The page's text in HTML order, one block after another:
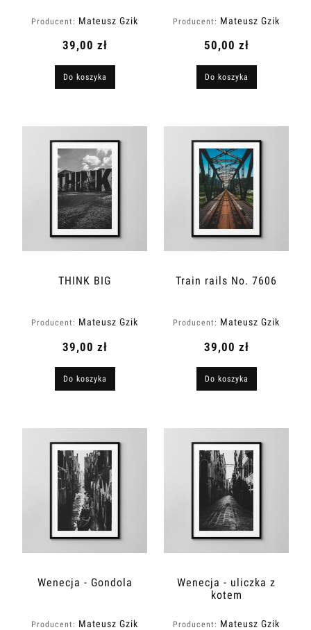
Producent: Mateusz Gzik
39,00 zł
Do koszyka
Producent: Mateusz Gzik
50,00 zł
Do koszyka
THINK BIG
Producent: Mateusz Gzik
39,00 zł
Do koszyka
Train rails No. 7606
Producent: Mateusz Gzik
39,00 zł
Do koszyka
Wenecja - Gondola
Producent: Mateusz Gzik
Wenecja - uliczka z
kotem
Producent: Mateusz Gzik